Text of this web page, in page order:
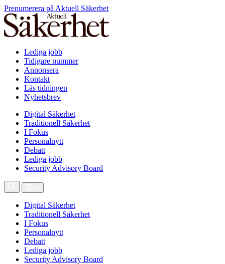
Prenumerera på Aktuell Säkerhet
Lediga jobb
Tidigare nummer
Annonsera
Kontakt
Läs tidningen
Nyhetsbrev
Digital Säkerhet
Traditionell Säkerhet
I Fokus
Personalnytt
Debatt
Lediga jobb
Security Advisory Board
Digital Säkerhet
Traditionell Säkerhet
I Fokus
Personalnytt
Debatt
Lediga jobb
Security Advisory Board